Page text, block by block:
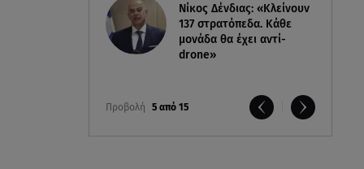
Νίκος Δένδιας: «Κλείνουν
137 στρατόπεδα. Kάθε
μονάδα θα έχει αντί-
drone»
Προβολή 5 από 15